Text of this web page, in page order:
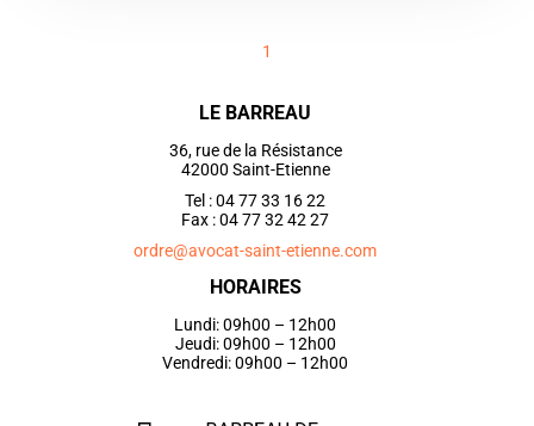
1
LE BARREAU
36, rue de la Résistance
42000 Saint-Etienne
Tel : 04 77 33 16 22
Fax : 04 77 32 42 27
ordre@avocat-saint-etienne.com
HORAIRES
Lundi: 09h00 – 12h00
Jeudi: 09h00 – 12h00
Vendredi: 09h00 – 12h00